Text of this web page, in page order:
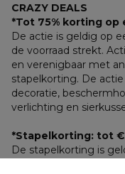
CRAZY DEALS
*Tot 75% korting
De actie is geldig op
de voorraad strekt.
en verenigbaar met
stapelkorting. De
decoratie,
verlichting en
*Stapelkorting: tot
De stapelkorting is